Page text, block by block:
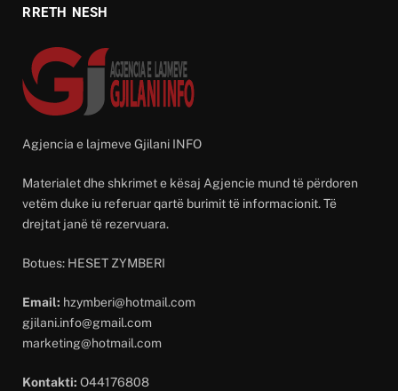
RRETH NESH
Agjencia e lajmeve Gjilani INFO
Materialet dhe shkrimet e kësaj Agjencie mund të përdoren
vetëm duke iu referuar qartë burimit të informacionit. Të
drejtat janë të rezervuara.
Botues: HESET ZYMBERI
Email: hzymberi@hotmail.com
gjilani.info@gmail.com
marketing@hotmail.com
Kontakti: O44176808